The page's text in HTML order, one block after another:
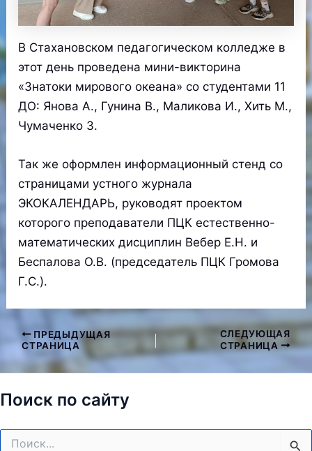
В Стахановском педагогическом колледже в
этот день проведена мини-викторина
«Знатоки мирового океана» со студентами 11
ДО: Янова А., Гунина В., Маликова И., Хить М.,
Чумаченко З.
Так же оформлен информационный стенд со
страницами устного журнала
ЭКОКАЛЕНДАРЬ, руководят проектом
которого преподаватели ПЦК естественно-
математических дисциплин Вебер Е.Н. и
Беспалова О.В. (председатель ПЦК Громова
Г.С.).
Навигация
записям
ПРЕДЫДУЩАЯ
СТРАНИЦА
СЛЕДУЮЩАЯ
СТРАНИЦА
Поиск по сайту